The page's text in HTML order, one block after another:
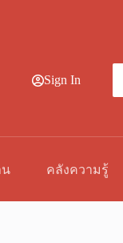
Sign In
น คลังความรู้